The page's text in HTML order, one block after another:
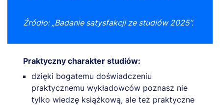
Źródło: „Badanie satysfakcji ze studiów 2025”.
Praktyczny charakter studiów:
dzięki bogatemu doświadczeniu
praktycznemu wykładowców poznasz nie
tylko wiedzę książkową, ale też praktyczne